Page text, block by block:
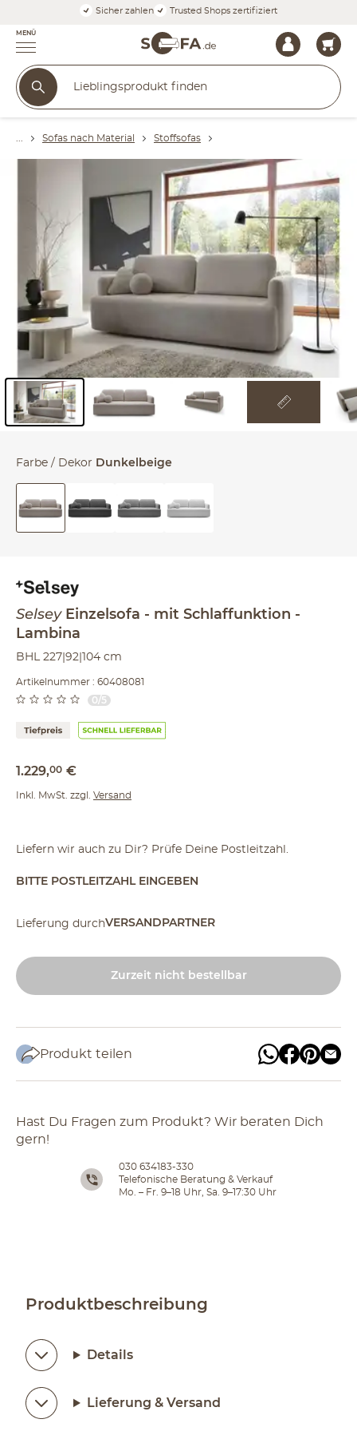
Sicher zahlen Trusted Shops zertifiziert
MENÜ
Sofas nach Material Stoffsofas
Selsey Einzelsofa
mit Schlaffunktion
Lambina
BHL 227|92|104 cm
Artikelnummer : 60408081
0/5
1.229,00 €
Inkl. MwSt. zzgl. Versand
Farbe / Dekor Dunkelbeige
Liefern wir auch zu Dir? Prüfe Deine Postleitzahl.
BITTE POSTLEITZAHL EINGEBEN
Lieferung durchVERSANDPARTNER
Zurzeit nicht bestellbar
Produkt teilen
Hast Du Fragen zum Produkt? Wir beraten Dich
gern!
030 634183-330
Telefonische Beratung & Verkauf
Mo. – Fr. 9–18 Uhr, Sa. 9–17:30 Uhr
Produktbeschreibung
Details
Lieferung & Versand